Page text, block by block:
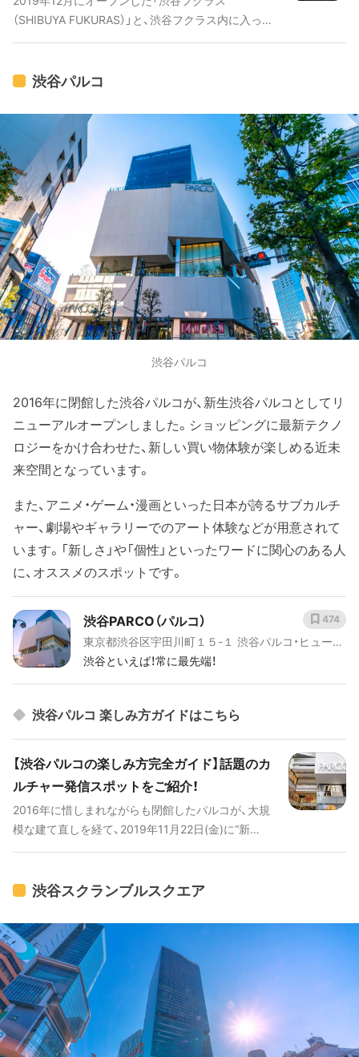
（SHIBUYA FUKURAS）」と、渋谷フクラス内に入った
しめる渋谷へ」というコンセプトにぴったりなコン
な場所です。この記事では渋谷フクラスの基本情報
からおすすめポイントまで、フロアごとにご紹介し
ていきます。
渋谷パルコ
渋谷パルコ
2016年に閉館した渋谷パルコが、新生渋谷パルコとしてリ
ニューアルオープンしました。ショッピングに最新テクノ
ロジーをかけ合わせた、新しい買い物体験が楽しめる近未
来空間となっています。
また、アニメ・ゲーム・漫画といった日本が誇るサブカルチ
ャー、劇場やギャラリーでのアート体験などが用意されて
います。「新しさ」や「個性」といったワードに関心のある人
に、オススメのスポットです。
渋谷PARCO（パルコ）
東京都渋谷区宇田川町１５-１ 渋谷パルコ・ヒューリ
ックビル B1-10階
渋谷といえば！常に最先端！
474
渋谷パルコ 楽しみ方ガイドはこちら
【渋谷パルコの楽しみ方完全ガイド】話題のカ
ルチャー発信スポットをご紹介！
2016年に惜しまれながらも閉館したパルコが、大規
模な建て直しを経て、2019年11月22日(金)に“新
今まで以上にファッションに力を入れたショッピン
やカルチャーショップも揃っているので、訪れるだ
けで新たな感性に触れることができます。 トレンド
ファッションに、ニッポンのカルチャー、最新のテク
ノロジーまで盛り込まれた、国内外問わず注目を集
める「渋谷パルコ」の楽しみ方を徹底紹介します。 #
渋谷パルコにも行っている！渋谷の話題の施設を巡る
動画 [youtube:id:r25xuPuN1GU]
渋谷スクランブルスクエア